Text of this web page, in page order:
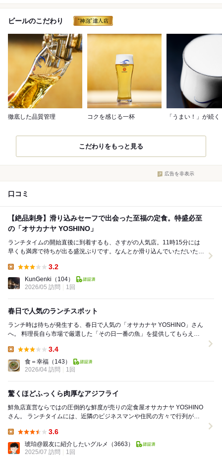
ビールのこだわり
徹底した品質管理 コクを感じる一杯 「うまい！」が続く
こだわりをもっと見る
広告を非表示
口コミ
【絶品刺身】滑り込みセーフで出会った至福の定食。特盛必至
の「オサカナヤ YOSHINO」
​ランチタイムの開始直後に到着するも、さすがの人気店。11時15分には
早くも満席で待ちが出る盛況ぶりです。なんとか滑り込んでいただいたの
3.2
KunGenki （104）
2026/05 訪問
1回
春日で人気のランチスポット
ランチ時は待ちが発生する、春日で人気の「オサカナヤ YOSHINO」さん
へ。 料理長自ら市場で厳選した「その日一番の魚」を提供してもらえる
3.4
食＝幸福 （143）
2026/04 訪問
1回
驚くほどふっくら肉厚なアジフライ
鮮魚店直営ならではの圧倒的な鮮度が売りの定食屋オサカナヤ YOSHINO
さん。 ランチタイムには、近隣のビジネスマンや住民の方々で行列がで
3.6
琥珀@親友に紹介したいグルメ
（3663）
2025/07 訪問
1回